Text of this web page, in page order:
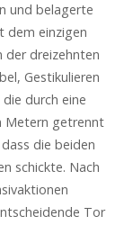
und belagerte
dem einzigen
der dreizehnten
Gestikulieren
durch eine
Metern getrennt
die beiden
schickte. Nach
Tor